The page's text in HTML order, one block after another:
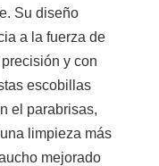
Su diseño
a la fuerza de
y con
escobillas
el parabrisas,
limpieza más
mejorado